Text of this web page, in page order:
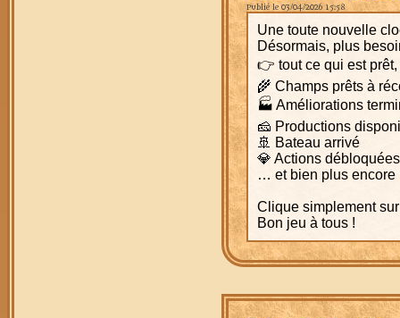
Publié le 03/04/2026 15:58
Une toute nouvelle
Désormais, plus
👉 tout ce qui est
🌾 Champs prêts à
🏭 Améliorations
🧀 Productions
🚢 Bateau arrivé
💎 Actions débloquées
… et bien plus encore
Clique simplement
Bon jeu à tous !